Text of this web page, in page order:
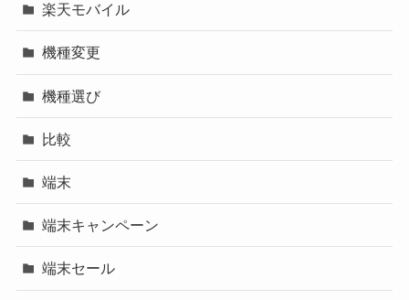
楽天モバイル
機種変更
機種選び
比較
端末
端末キャンペーン
端末セール